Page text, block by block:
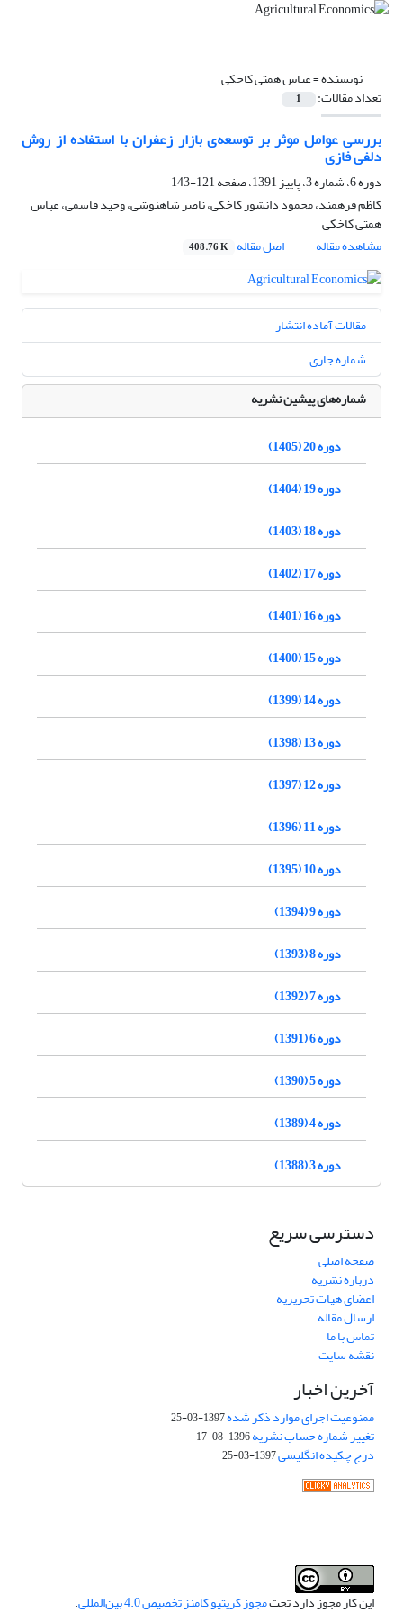
نویسنده =عباس همتی کاخکی
تعداد مقالات: 1
بررسی عوامل موثر بر توسعه‌ی بازار زعفران با استفاده از روش
دلفی فازی
دوره 6، شماره 3، پاییز 1391، صفحه
121-143
کاظم فرهمند، محمود دانشور کاخکی، ناصر شاهنوشی، وحید قاسمی، عباس
همتی کاخکی
مشاهده مقاله
اصل مقاله 408.76 K
مقالات آماده انتشار
شماره جاری
شماره‌های پیشین نشریه
دوره 20 (1405)
دوره 19 (1404)
دوره 18 (1403)
دوره 17 (1402)
دوره 16 (1401)
دوره 15 (1400)
دوره 14 (1399)
دوره 13 (1398)
دوره 12 (1397)
دوره 11 (1396)
دوره 10 (1395)
دوره 9 (1394)
دوره 8 (1393)
دوره 7 (1392)
دوره 6 (1391)
دوره 5 (1390)
دوره 4 (1389)
دوره 3 (1388)
دسترسی سریع
صفحه اصلی
درباره نشریه
اعضای هیات تحریریه
ارسال مقاله
تماس با ما
نقشه سایت
آخرین اخبار
ممنوعیت اجرای موارد ذکر شده1397-03-25
تغییر شماره حساب نشریه1396-08-17
درج چکیده انگلیسی1397-03-25
این کار مجوز دارد تحتمجوز کریتیو کامنز تخصیص 4.0 بین‌المللی .